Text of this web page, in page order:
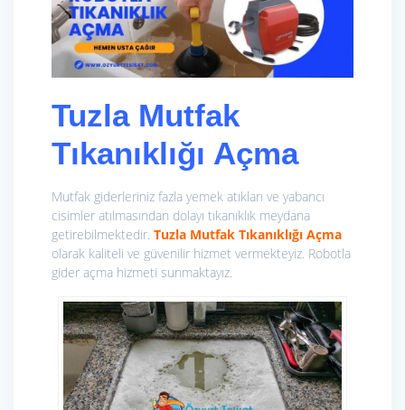
Tuzla Mutfak
Tıkanıklığı Açma
Mutfak giderleriniz fazla yemek atıkları ve yabancı
cisimler atılmasından dolayı tıkanıklık meydana
getirebilmektedir. Tuzla Mutfak Tıkanıklığı Açma
olarak kaliteli ve güvenilir hizmet vermekteyiz. Robotla
gider açma hizmeti sunmaktayız.